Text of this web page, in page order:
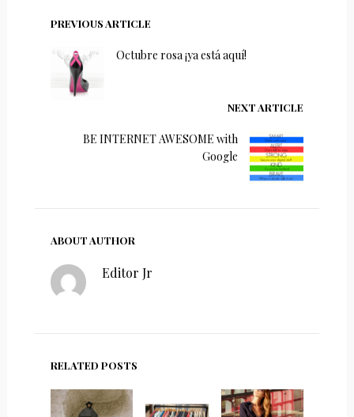
PREVIOUS ARTICLE
Octubre rosa ¡ya está aquí!
NEXT ARTICLE
BE INTERNET AWESOME with
Google
ABOUT AUTHOR
Editor Jr
RELATED POSTS